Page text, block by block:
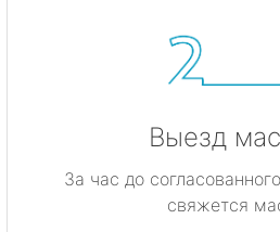
Выезд
За час до
свяжется